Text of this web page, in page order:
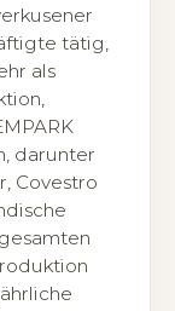
tätig,
als
darunter
Covestro